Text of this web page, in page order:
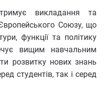
викладання та
Союзу, що
функції та політику
вищим навчальним
розвитку нових знань
студентів, так і серед